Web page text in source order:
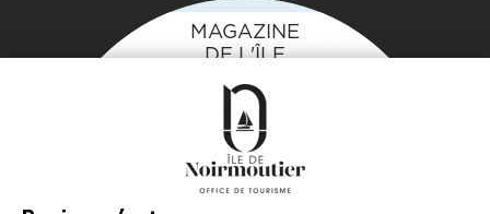
MAGAZINE
DE L'ÎLE
Inspirez-vous et
préparez votre séjour
sur l'île de Noirmoutier !
TÉLÉCHARGEZ